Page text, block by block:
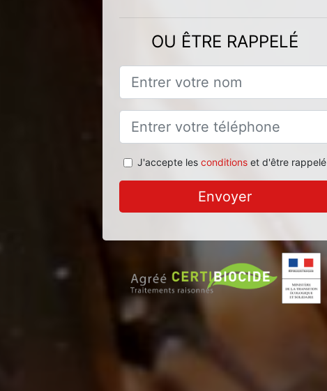
OU ÊTRE RAPPELÉ
J'accepte les conditionset d'être rappelé
Envoyer